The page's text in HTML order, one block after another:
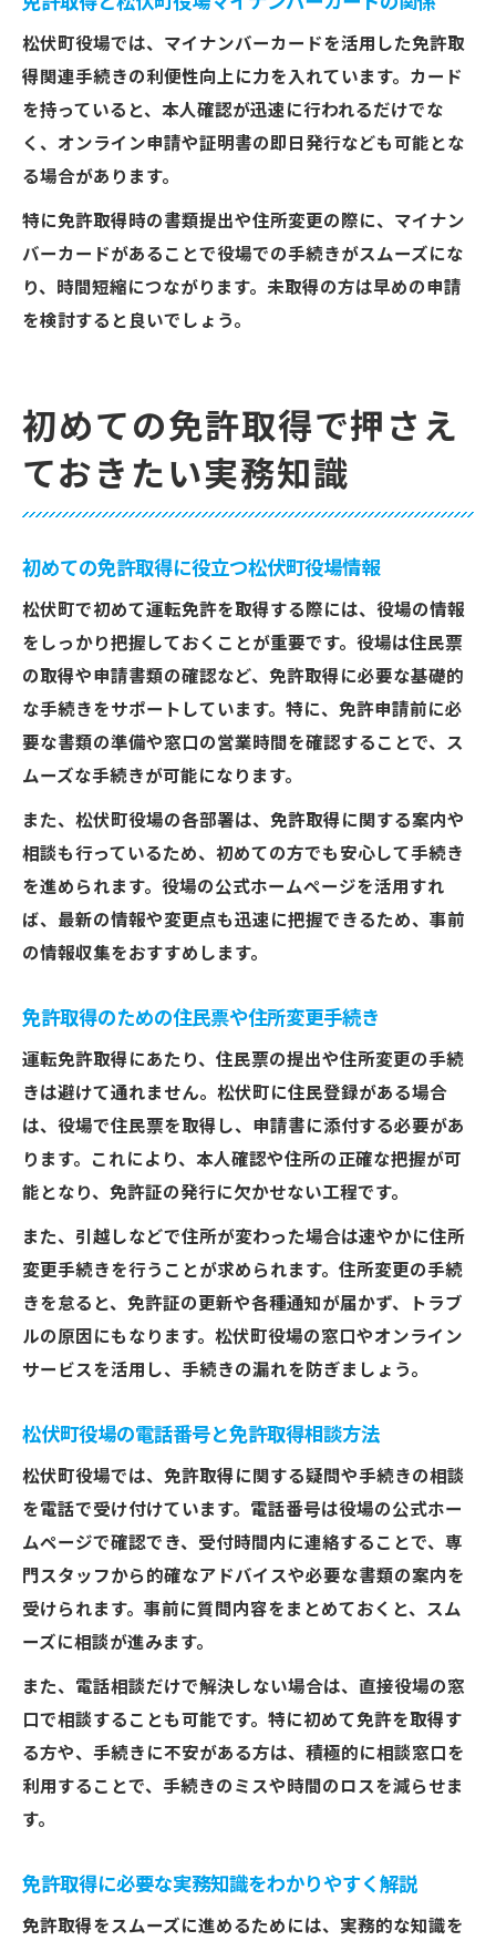
松伏町役場では、マイナンバーカードを活用した免許取
得関連手続きの利便性向上に力を入れています。カード
を持っていると、本人確認が迅速に行われるだけでな
く、オンライン申請や証明書の即日発行なども可能とな
る場合があります。
特に免許取得時の書類提出や住所変更の際に、マイナン
バーカードがあることで役場での手続きがスムーズにな
り、時間短縮につながります。未取得の方は早めの申請
を検討すると良いでしょう。
初めての免許取得で押さえ
ておきたい実務知識
初めての免許取得に役立つ松伏町役場情報
松伏町で初めて運転免許を取得する際には、役場の情報
をしっかり把握しておくことが重要です。役場は住民票
の取得や申請書類の確認など、免許取得に必要な基礎的
な手続きをサポートしています。特に、免許申請前に必
要な書類の準備や窓口の営業時間を確認することで、ス
ムーズな手続きが可能になります。
また、松伏町役場の各部署は、免許取得に関する案内や
相談も行っているため、初めての方でも安心して手続き
を進められます。役場の公式ホームページを活用すれ
ば、最新の情報や変更点も迅速に把握できるため、事前
の情報収集をおすすめします。
免許取得のための住民票や住所変更手続き
運転免許取得にあたり、住民票の提出や住所変更の手続
きは避けて通れません。松伏町に住民登録がある場合
は、役場で住民票を取得し、申請書に添付する必要があ
ります。これにより、本人確認や住所の正確な把握が可
能となり、免許証の発行に欠かせない工程です。
また、引越しなどで住所が変わった場合は速やかに住所
変更手続きを行うことが求められます。住所変更の手続
きを怠ると、免許証の更新や各種通知が届かず、トラブ
ルの原因にもなります。松伏町役場の窓口やオンライン
サービスを活用し、手続きの漏れを防ぎましょう。
松伏町役場の電話番号と免許取得相談方法
松伏町役場では、免許取得に関する疑問や手続きの相談
を電話で受け付けています。電話番号は役場の公式ホー
ムページで確認でき、受付時間内に連絡することで、専
門スタッフから的確なアドバイスや必要な書類の案内を
受けられます。事前に質問内容をまとめておくと、スム
ーズに相談が進みます。
また、電話相談だけで解決しない場合は、直接役場の窓
口で相談することも可能です。特に初めて免許を取得す
る方や、手続きに不安がある方は、積極的に相談窓口を
利用することで、手続きのミスや時間のロスを減らせま
す。
免許取得に必要な実務知識をわかりやすく解説
免許取得をスムーズに進めるためには、実務的な知識を